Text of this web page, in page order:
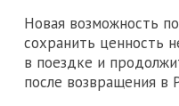
Новая возможность
сохранить ценность
в поездке и
после возвращения в